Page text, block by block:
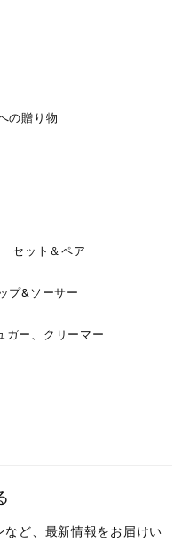
の贈り物
セット＆ペア
プ&ソーサー
ガー、クリーマー
ど、最新情報をお届けい